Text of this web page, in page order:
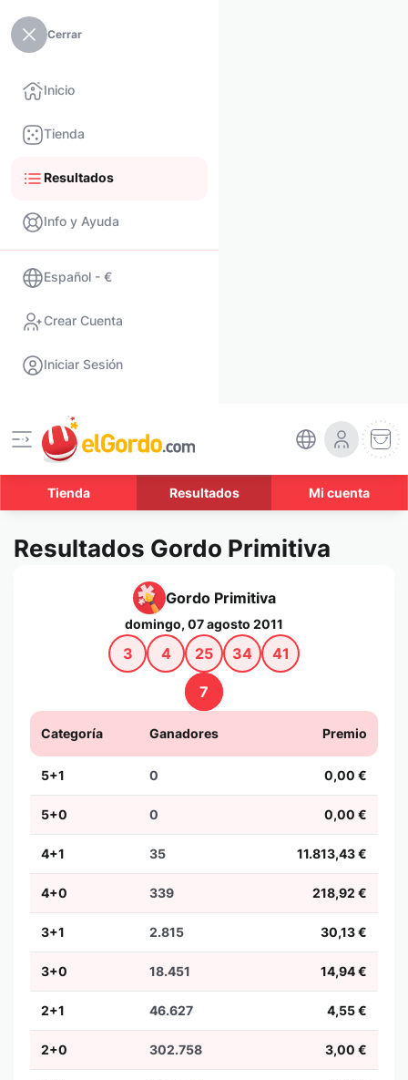
Cerrar
Inicio
Tienda
Resultados
Info y Ayuda
Español - €
Crear Cuenta
Iniciar Sesión
Tienda Resultados Mi cuenta
Resultados Gordo Primitiva
Gordo Primitiva
domingo, 07 agosto 2011
3 4 25 34 41
7
Categoría Ganadores Premio
5+1 0 0,00 €
5+0 0 0,00 €
4+1 35 11.813,43 €
4+0 339 218,92 €
3+1 2.815 30,13 €
3+0 18.451 14,94 €
2+1 46.627 4,55 €
2+0 302.758 3,00 €